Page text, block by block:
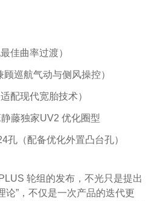
佳曲率过渡）
巡航气动与侧风操控）
配现代宽胎技术）
藤独家UV2 优化圈型
孔（配备优化外置凸台孔）
轮组的发布，不光只是提出
论”，不仅是一次产品的迭代更